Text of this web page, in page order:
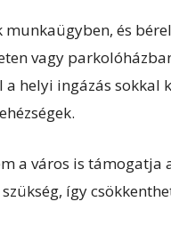
és
vagy
helyi ingázás sokkal
a város is támogatja
így